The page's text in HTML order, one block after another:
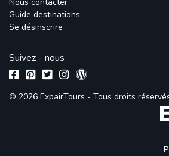
Nous contacter
Guide destinations
Se désinscrire
Suivez - nous
© 2026 ExpairTours - Tous droits